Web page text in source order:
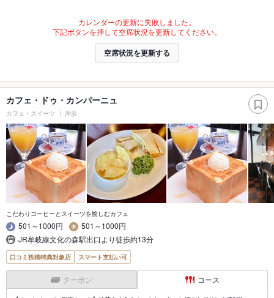
カレンダーの更新に失敗しました。
下記ボタンを押して空席状況を更新してください。
空席状況を更新する
カフェ・ドゥ・カンパーニュ
カフェ・スイーツ 沖浜
こだわりコーヒーとスイーツを愉しむカフェ
501～1000円
501～1000円
JR牟岐線文化の森駅出口より徒歩約13分
口コミ投稿特典対象店 スマート支払い可
クーポン コース